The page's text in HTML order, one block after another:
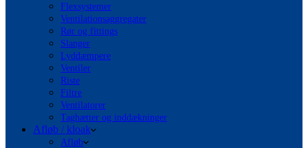
Flexsystemer
Ventilationsaggregater
Rør og fittings
Slanger
Lyddæmpere
Ventiler
Riste
Filtre
Ventilatorer
Taghætter og inddækninger
Afløb / kloak
Afløb